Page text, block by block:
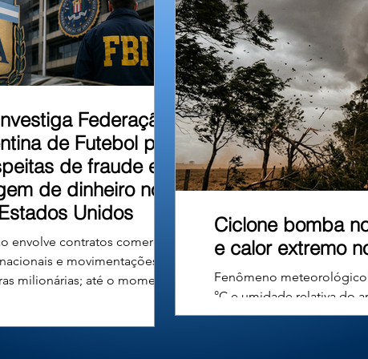
um barranco às
Federação
de Futebol por
de fraude e
de dinheiro nos
Estados Unidos
envolve contratos comerciais
e movimentações
milionárias; até o momento,
contra a entidade ou seus
Ciclone bomba
e calor extremo
Fenômeno meteorológico
°C e umidade relativa do
poeira encobrem a